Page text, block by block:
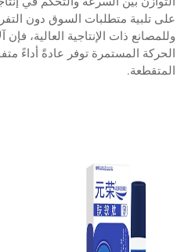
على تلبية متطلبات السوق دون
وللمصانع ذات الإنتاجية العالية،
الحركة المستمرة توفر عادةً أداءً
المتقطعة.